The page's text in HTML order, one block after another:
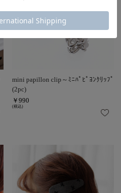
mini papillon clip～ﾐﾆﾊﾟﾋﾟﾖﾝｸﾘｯﾌﾟ
(2pc)
￥990
(税込)